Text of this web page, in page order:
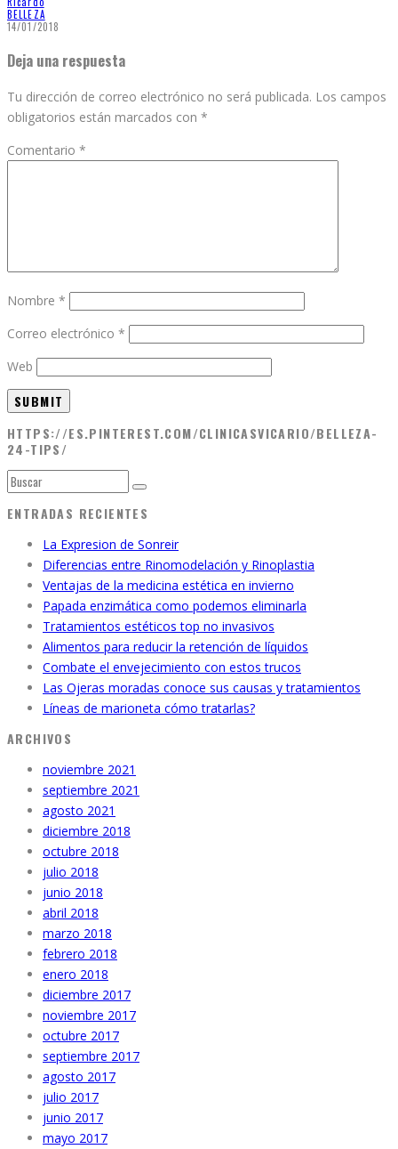
BELLEZA
14/01/2018
Deja una respuesta
Tu dirección de correo electrónico no será publicada. Los campos
obligatorios están marcados con *
Comentario *
Nombre *
Correo electrónico *
Web
HTTPS://ES.PINTEREST.COM/CLINICASVICARIO/BELLEZA-
24-TIPS/
ENTRADAS RECIENTES
La Expresion de Sonreir
Diferencias entre Rinomodelación y Rinoplastia
Ventajas de la medicina estética en invierno
Papada enzimática como podemos eliminarla
Tratamientos estéticos top no invasivos
Alimentos para reducir la retención de líquidos
Combate el envejecimiento con estos trucos
Las Ojeras moradas conoce sus causas y tratamientos
Líneas de marioneta cómo tratarlas?
ARCHIVOS
noviembre 2021
septiembre 2021
agosto 2021
diciembre 2018
octubre 2018
julio 2018
junio 2018
abril 2018
marzo 2018
febrero 2018
enero 2018
diciembre 2017
noviembre 2017
octubre 2017
septiembre 2017
agosto 2017
julio 2017
junio 2017
mayo 2017